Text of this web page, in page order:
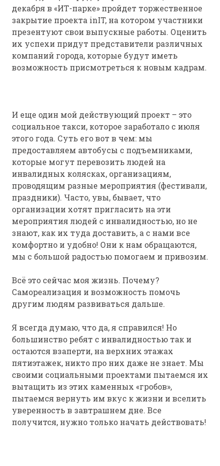
декабря в «ИТ-парке» пройдет торжественное
закрытие проекта inIT, на котором участники
презентуют свои выпускные работы. Оценить
их успехи придут представители различных
компаний города, которые будут иметь
возможность присмотреться к новым кадрам.
И еще один мой действующий проект – это
социальное такси, которое заработало с июля
этого года. Суть его вот в чем: мы
предоставляем автобусы с подъемниками,
которые могут перевозить людей на
инвалидных колясках, организациям,
проводящим разные мероприятия (фестивали,
праздники). Часто, увы, бывает, что
организации хотят пригласить на эти
мероприятия людей с инвалидностью, но не
знают, как их туда доставить, а с нами все
комфортно и удобно! Они к нам обращаются,
мы с большой радостью помогаем и привозим.
Всё это сейчас моя жизнь. Почему?
Самореализация и возможность помочь
другим людям развиваться дальше.
Я всегда думаю, что да, я справился! Но
большинство ребят с инвалидностью так и
остаются взаперти, на верхних этажах
пятиэтажек, никто про них даже не знает. Мы
своими социальными проектами пытаемся их
вытащить из этих каменных «гробов»,
пытаемся вернуть им вкус к жизни и вселить
уверенность в завтрашнем дне. Все
получится, нужно только начать действовать!